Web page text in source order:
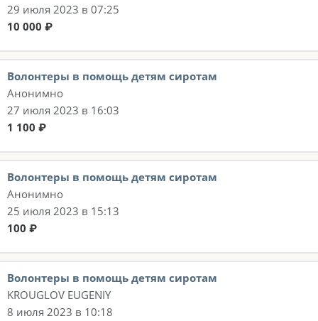
29 июля 2023 в 07:25
10 000 ₽
Волонтеры в помощь детям сиротам
Анонимно
27 июля 2023 в 16:03
1 100 ₽
Волонтеры в помощь детям сиротам
Анонимно
25 июля 2023 в 15:13
100 ₽
Волонтеры в помощь детям сиротам
KROUGLOV EUGENIY
8 июля 2023 в 10:18